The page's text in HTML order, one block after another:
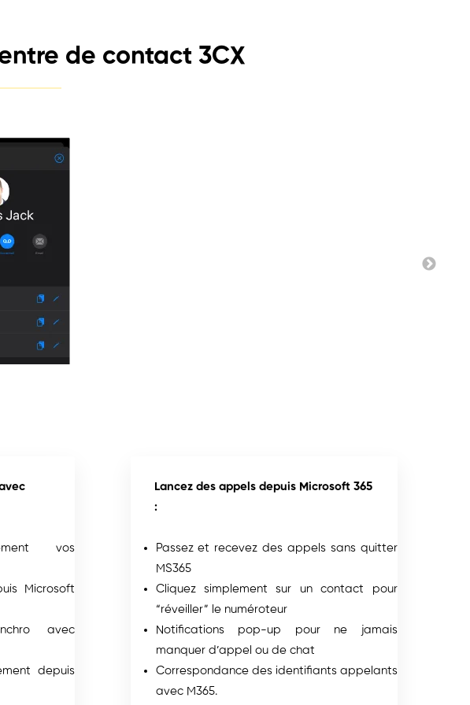
de contact 3CX
vos
Microsoft
avec
depuis
Lancez des appels depuis Microsoft 365
:
Passez et recevez des appels sans quitter
MS365
Cliquez simplement sur un contact pour
“réveiller” le numéroteur
Notifications pop-up pour ne jamais
manquer d’appel ou de chat
Correspondance des identifiants appelants
avec M365.